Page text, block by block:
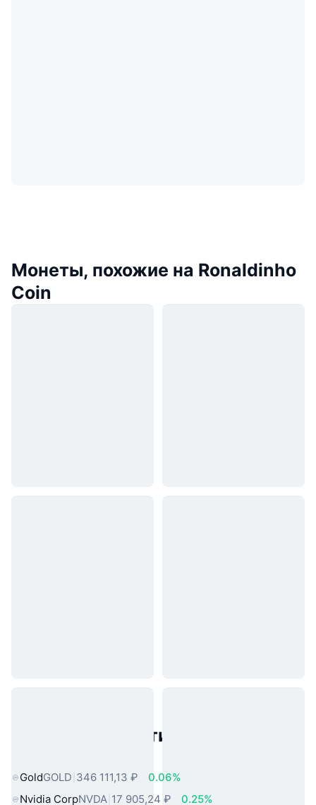
Монеты, похожие на Ronaldinho
Coin
Популярные активы реального
GoldGOLD 346 111,13 ₽
0.06%
Nvidia CorpNVDA 17 905,24 ₽ 0.25%